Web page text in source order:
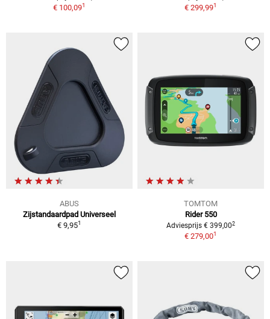
€ 100,091 € 299,991
ABUS
Zijstandaardpad Universeel
€ 9,951
TOMTOM
Rider 550
Adviesprijs € 399,002
€ 279,001